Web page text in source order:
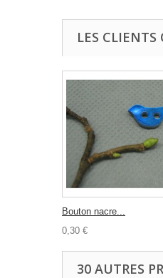
LES
Bouton nacre...
0,30 €
30 AUTRES